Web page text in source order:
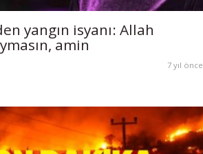
yangın isyanı: Allah
amin
7 yıl önce